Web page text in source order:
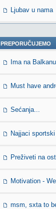
Ljubav u nama
PREPORUČUJEMO
Ima na
Must have
Sećanja...
Najjaci
Preživeti na
Motivation -
msm, sxta to